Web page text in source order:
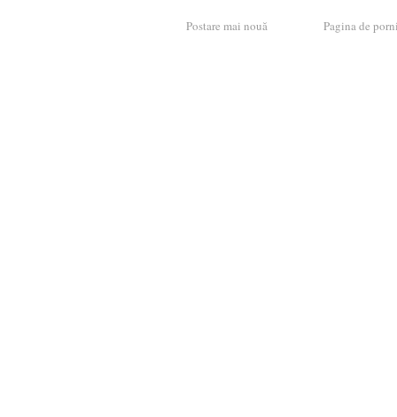
Postare mai nouă Pagina de